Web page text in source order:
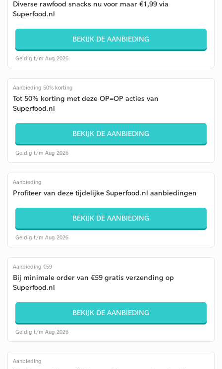
Diverse rawfood snacks nu voor maar €1,99 via
Superfood.nl
BEKIJK DE AANBIEDING
Geldig t/m Aug 2026
Aanbieding 50% korting
Tot 50% korting met deze OP=OP acties van
Superfood.nl
BEKIJK DE AANBIEDING
Geldig t/m Aug 2026
Aanbieding
Profiteer van deze tijdelijke Superfood.nl aanbiedingen
BEKIJK DE AANBIEDING
Geldig t/m Aug 2026
Aanbieding €59
Bij minimale order van €59 gratis verzending op
Superfood.nl
BEKIJK DE AANBIEDING
Geldig t/m Aug 2026
Aanbieding